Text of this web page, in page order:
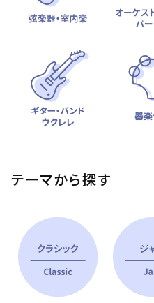
テーマから探す